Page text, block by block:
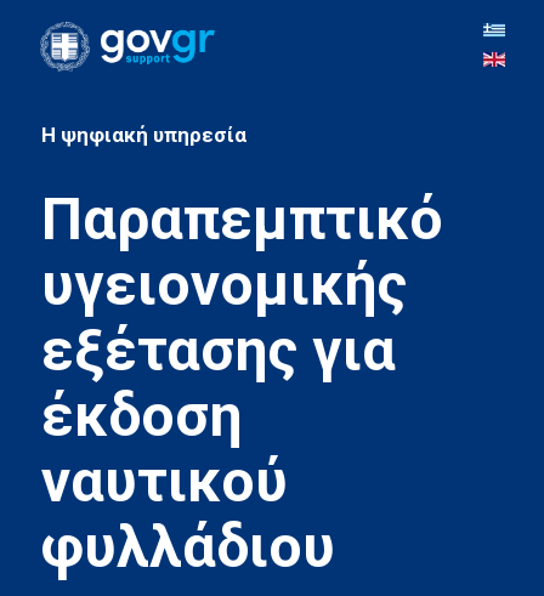
H ψηφιακή υπηρεσία
Παραπεμπτικό
υγειονομικής
εξέτασης για
έκδοση
ναυτικού